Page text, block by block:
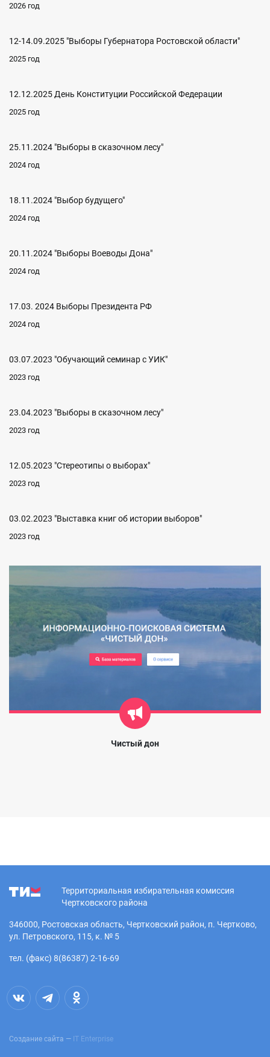
2026 год
12-14.09.2025 "Выборы Губернатора Ростовской области"
2025 год
12.12.2025 День Конституции Российской Федерации
2025 год
25.11.2024 "Выборы в сказочном лесу"
2024 год
18.11.2024 "Выбор будущего"
2024 год
20.11.2024 "Выборы Воеводы Дона"
2024 год
17.03. 2024 Выборы Президента РФ
2024 год
03.07.2023 "Обучающий семинар с УИК"
2023 год
23.04.2023 "Выборы в сказочном лесу"
2023 год
12.05.2023 "Стереотипы о выборах"
2023 год
03.02.2023 "Выставка книг об истории выборов"
2023 год
Чистый дон
Территориальная избирательная комиссия
Чертковского района
346000, Ростовская область, Чертковский район, п. Чертково,
ул. Петровского, 115, к. № 5
тел. (факс) 8(86387) 2-16-69
Создание сайта — IT Enterprise